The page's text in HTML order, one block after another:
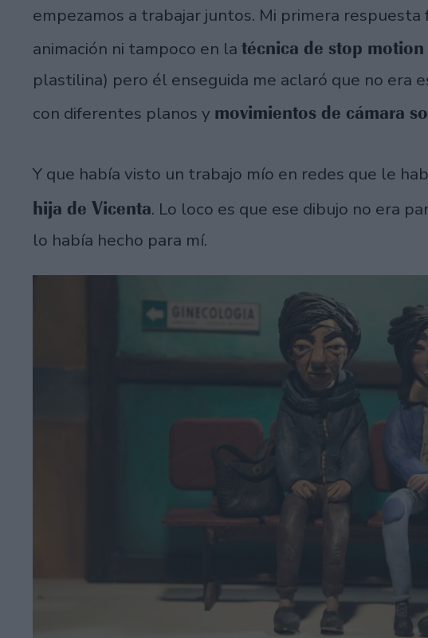
empezamos a trabajar juntos. Mi primera
animación ni tampoco en la técnica de stop motion
plastilina) pero él enseguida me aclaró que no era
con diferentes planos y movimientos de cámara
Y que había visto un trabajo mío en redes que le
hija de Vicenta. Lo loco es que ese dibujo no era
lo había hecho para mí.